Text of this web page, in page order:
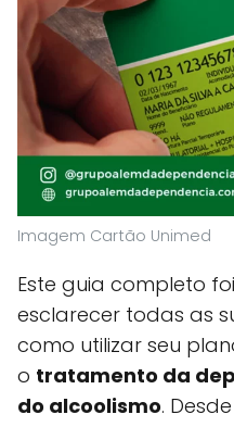
Imagem Cartão Unimed
Este guia completo
esclarecer todas as
como utilizar seu
o tratamento da
do alcoolismo.